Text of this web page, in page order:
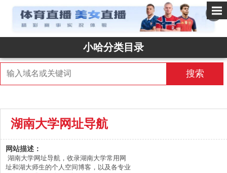
✕
小哈分类目录
搜索
湖南大学网址导航
网站描述：
湖南大学网址导航，收录湖南大学常用网
址和湖大师生的个人空间博客，以及各专业